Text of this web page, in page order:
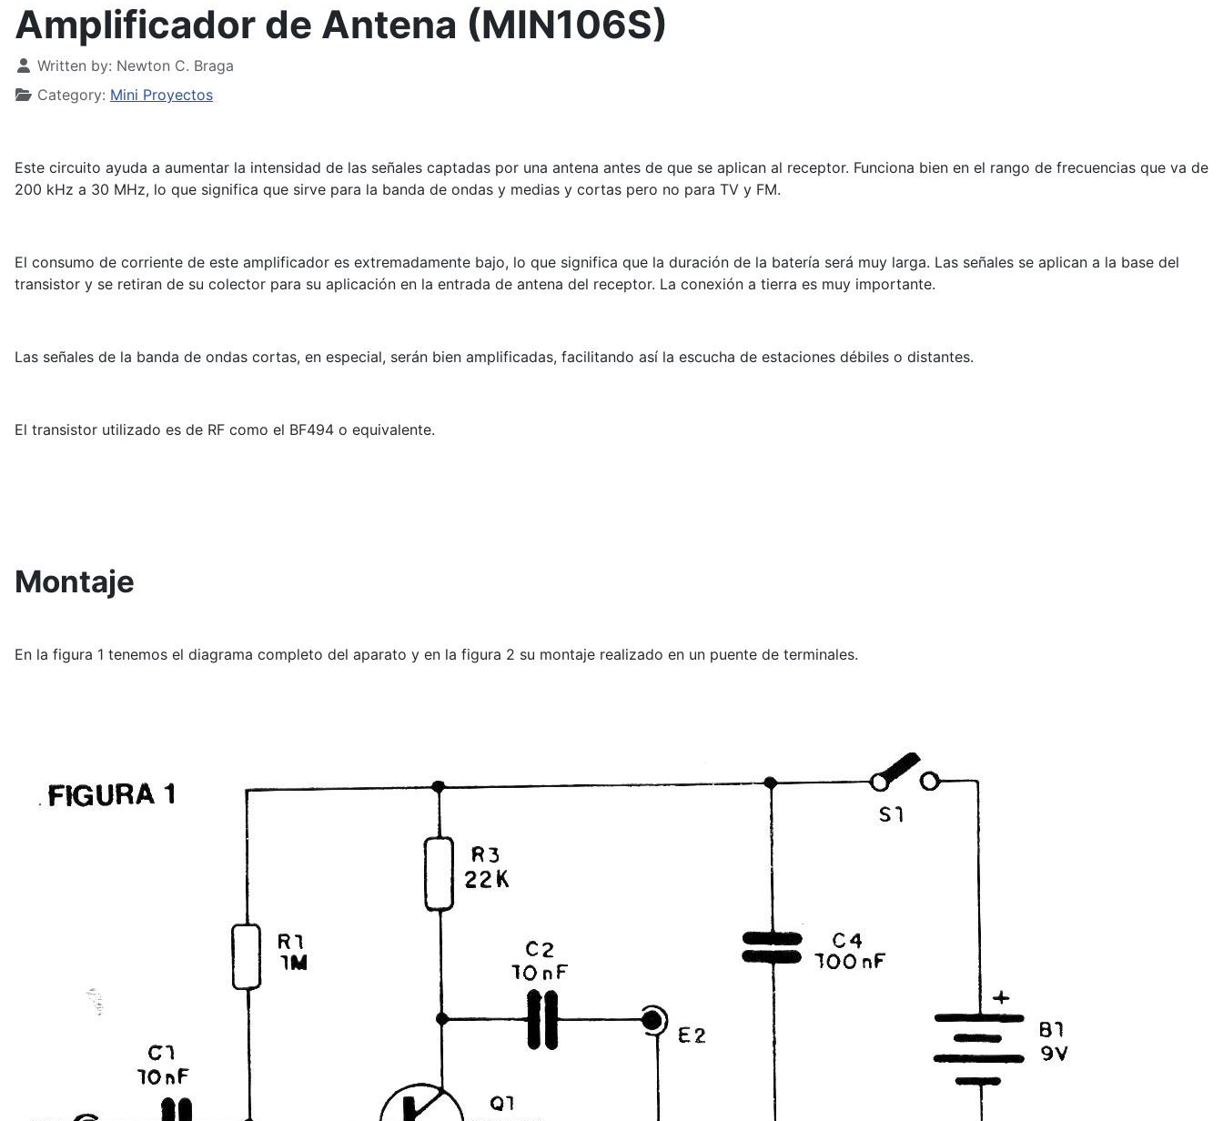
Amplificador de Antena (MIN106S)
Details
Written by: Newton C. Braga
Category: Mini Proyectos
Este circuito ayuda a aumentar la intensidad de las señales captadas por una antena antes de que se aplican al receptor. Funciona bien en el rango de frecuencias que va de
200 kHz a 30 MHz, lo que significa que sirve para la banda de ondas y medias y cortas pero no para TV y FM.
El consumo de corriente de este amplificador es extremadamente bajo, lo que significa que la duración de la batería será muy larga. Las señales se aplican a la base del
transistor y se retiran de su colector para su aplicación en la entrada de antena del receptor. La conexión a tierra es muy importante.
Las señales de la banda de ondas cortas, en especial, serán bien amplificadas, facilitando así la escucha de estaciones débiles o distantes.
El transistor utilizado es de RF como el BF494 o equivalente.
Montaje
En la figura 1 tenemos el diagrama completo del aparato y en la figura 2 su montaje realizado en un puente de terminales.